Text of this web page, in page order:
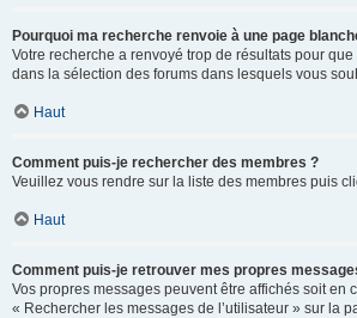
Pourquoi ma recherche renvoie à une page
Votre recherche a renvoyé trop de résultats pour
dans la sélection des forums dans lesquels vous
Haut
Comment puis-je rechercher des membres ?
Veuillez vous rendre sur la liste des membres puis
Haut
Comment puis-je retrouver mes propres
Vos propres messages peuvent être affichés soit
« Rechercher les messages de l’utilisateur » sur la